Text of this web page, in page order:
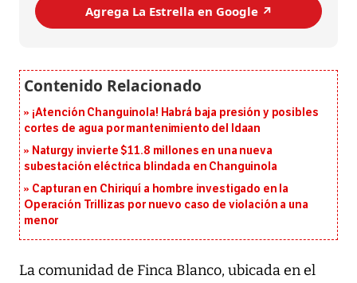
Agrega La Estrella en Google ↗️
¡Atención Changuinola! Habrá baja presión y posibles
cortes de agua por mantenimiento del Idaan
Naturgy invierte $11.8 millones en una nueva
subestación eléctrica blindada en Changuinola
Capturan en Chiriquí a hombre investigado en la
Operación Trillizas por nuevo caso de violación a una
menor
La comunidad de Finca Blanco, ubicada en el